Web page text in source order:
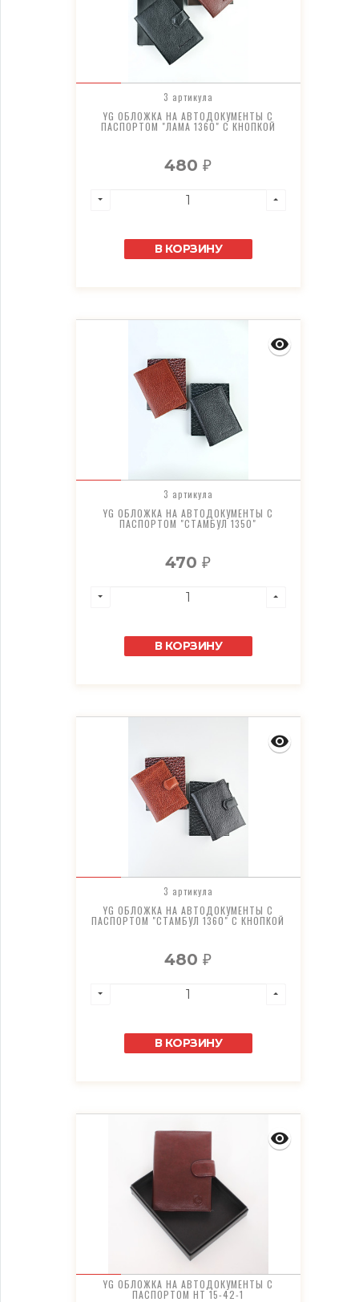
3 артикула
YG ОБЛОЖКА НА АВТОДОКУМЕНТЫ С
ПАСПОРТОМ "ЛАМА 1360" С КНОПКОЙ
480₽
В КОРЗИНУ
3 артикула
YG ОБЛОЖКА НА АВТОДОКУМЕНТЫ С
ПАСПОРТОМ "СТАМБУЛ 1350"
470₽
В КОРЗИНУ
3 артикула
YG ОБЛОЖКА НА АВТОДОКУМЕНТЫ С
ПАСПОРТОМ "СТАМБУЛ 1360" С КНОПКОЙ
480₽
В КОРЗИНУ
YG ОБЛОЖКА НА АВТОДОКУМЕНТЫ С
ПАСПОРТОМ HT 15-42-1